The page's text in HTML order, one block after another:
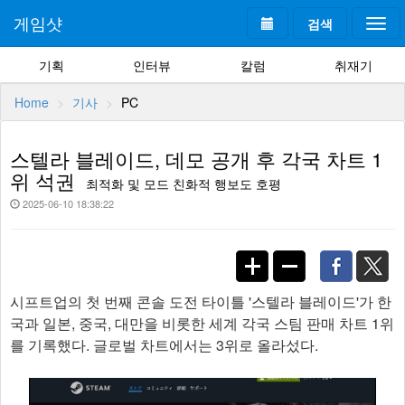
검색
게임샷
기획 인터뷰 칼럼 취재기
Home 기사 PC
스텔라 블레이드, 데모 공개 후 각국 차트 1
위 석권 최적화 및 모드 친화적 행보도 호평
2025-06-10 18:38:22
시프트업의 첫 번째 콘솔 도전 타이틀 '스텔라 블레이드'가 한
국과 일본, 중국, 대만을 비롯한 세계 각국 스팀 판매 차트 1위
를 기록했다. 글로벌 차트에서는 3위로 올라섰다.